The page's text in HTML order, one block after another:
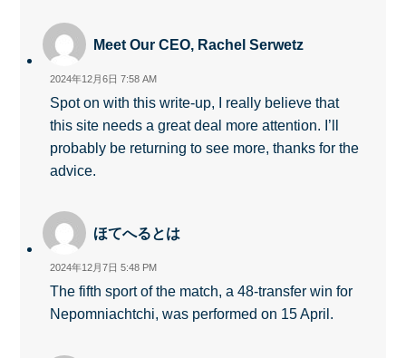
Meet Our CEO, Rachel Serwetz
2024年12月6日 7:58 AM
Spot on with this write-up, I really believe that
this site needs a great deal more attention. I’ll
probably be returning to see more, thanks for the
advice.
ほてへるとは
2024年12月7日 5:48 PM
The fifth sport of the match, a 48-transfer win for
Nepomniachtchi, was performed on 15 April.